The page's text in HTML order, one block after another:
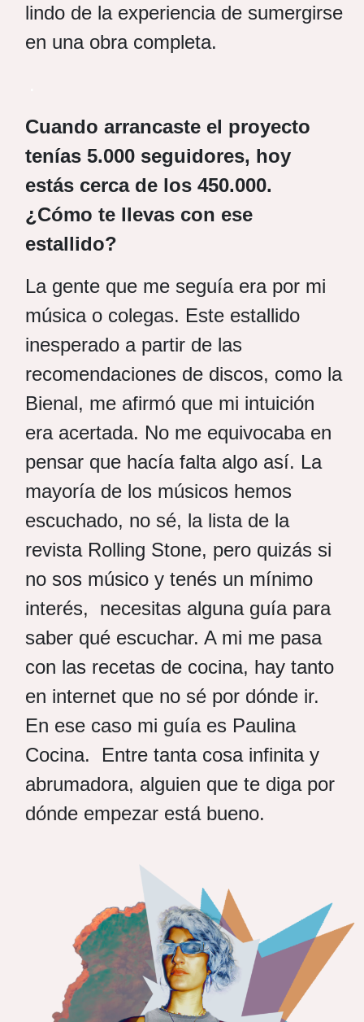
lindo de la experiencia de sumergirse
en una obra completa.
Cuando arrancaste el proyecto
tenías 5.000 seguidores, hoy
estás cerca de los 450.000.
¿Cómo te llevas con ese
estallido?
La gente que me seguía era por mi
música o colegas. Este estallido
inesperado a partir de las
recomendaciones de discos, como la
Bienal, me afirmó que mi intuición
era acertada. No me equivocaba en
pensar que hacía falta algo así. La
mayoría de los músicos hemos
escuchado, no sé, la lista de la
revista Rolling Stone, pero quizás si
no sos músico y tenés un mínimo
interés, necesitas alguna guía para
saber qué escuchar. A mi me pasa
con las recetas de cocina, hay tanto
en internet que no sé por dónde ir.
En ese caso mi guía es Paulina
Cocina. Entre tanta cosa infinita y
abrumadora, alguien que te diga por
dónde empezar está bueno.